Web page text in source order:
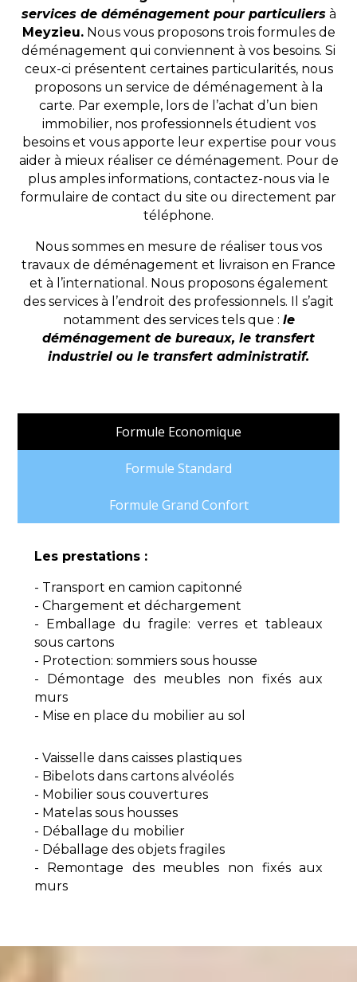
services de déménagement pour particuliers à
Meyzieu.Nous vous proposons trois formules de
déménagement qui conviennent à vos besoins. Si
ceux-ci présentent certaines particularités, nous
proposons un service de déménagement à la
carte. Par exemple, lors de l’achat d’un bien
immobilier, nos professionnels étudient vos
besoins et vous apporte leur expertise pour vous
aider à mieux réaliser ce déménagement. Pour de
plus amples informations, contactez-nous via le
formulaire de contact du site ou directement par
téléphone.
Nous sommes en mesure de réaliser tous vos
travaux de déménagement et livraison en France
et à l’international. Nous proposons également
des services à l’endroit des professionnels. Il s’agit
notamment des services tels que : le
déménagement de bureaux, le transfert
industriel ou le transfert administratif.
Formule Economique
Formule Standard
Formule Grand Confort
Les prestations :
- Transport en camion capitonné
- Chargement et déchargement
- Emballage du fragile: verres et tableaux
sous cartons
- Protection: sommiers sous housse
- Démontage des meubles non fixés aux
murs
- Mise en place du mobilier au sol
- Vaisselle dans caisses plastiques
- Bibelots dans cartons alvéolés
- Mobilier sous couvertures
- Matelas sous housses
- Déballage du mobilier
- Déballage des objets fragiles
- Remontage des meubles non fixés aux
murs